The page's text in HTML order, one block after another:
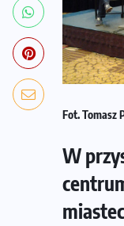
Fot. Tomasz
W